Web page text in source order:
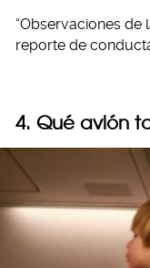
“Observaciones
reporte de
4. Qué avión